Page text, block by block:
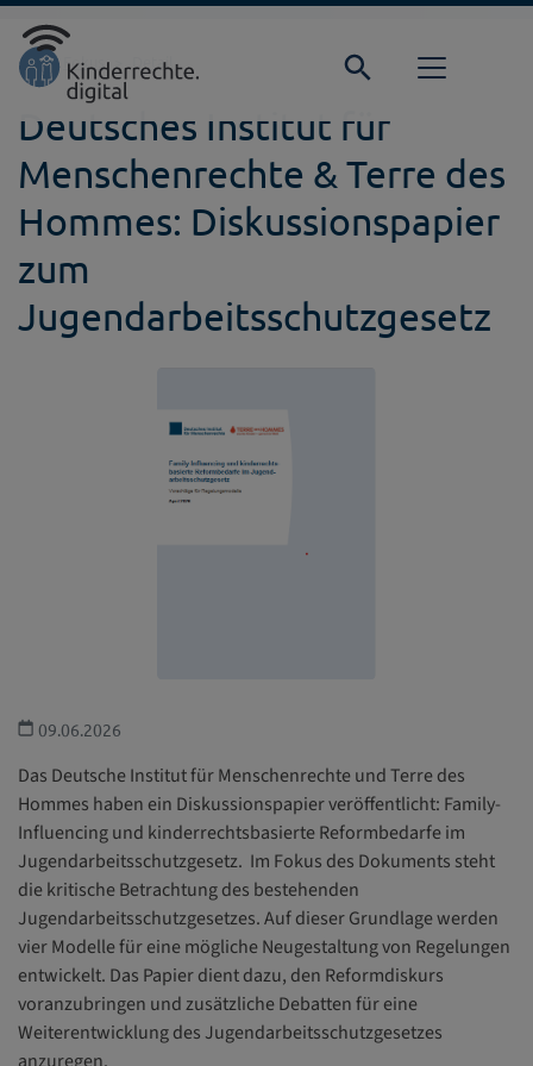
Direkt zur Hauptnavigation springen
Direkt zum Inhalt springen
Startseite
Fokus Detail
Deutsches Institut für
Menschenrechte & Terre des
Hommes: Diskussionspapier
zum
Jugendarbeitsschutzgesetz
09.06.2026
Das Deutsche Institut für Menschenrechte und Terre des
Hommes haben ein Diskussionspapier veröffentlicht: Family-
Influencing und kinderrechtsbasierte Reformbedarfe im
Jugendarbeitsschutzgesetz. Im Fokus des Dokuments steht
die kritische Betrachtung des bestehenden
Jugendarbeitsschutzgesetzes. Auf dieser Grundlage werden
vier Modelle für eine mögliche Neugestaltung von Regelungen
entwickelt. Das Papier dient dazu, den Reformdiskurs
voranzubringen und zusätzliche Debatten für eine
Weiterentwicklung des Jugendarbeitsschutzgesetzes